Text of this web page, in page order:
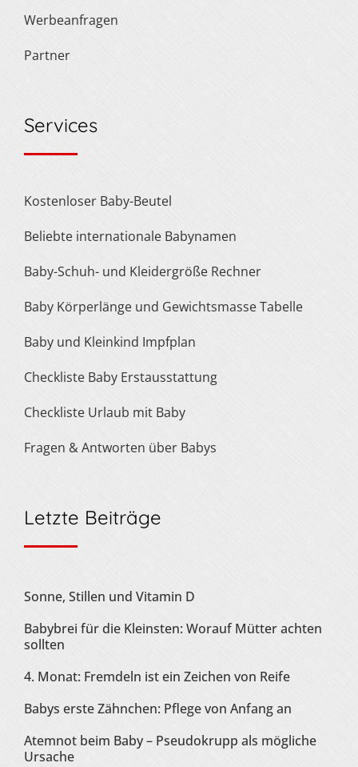
Werbeanfragen
Partner
Services
Kostenloser Baby-Beutel
Beliebte internationale Babynamen
Baby-Schuh- und Kleidergröße Rechner
Baby Körperlänge und Gewichtsmasse Tabelle
Baby und Kleinkind Impfplan
Checkliste Baby Erstausstattung
Checkliste Urlaub mit Baby
Fragen & Antworten über Babys
Letzte Beiträge
Sonne, Stillen und Vitamin D
Babybrei für die Kleinsten: Worauf Mütter achten
sollten
4. Monat: Fremdeln ist ein Zeichen von Reife
Babys erste Zähnchen: Pflege von Anfang an
Atemnot beim Baby – Pseudokrupp als mögliche
Ursache